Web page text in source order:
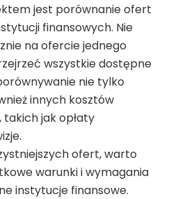
jest porównanie ofert
finansowych. Nie
na ofercie jednego
wszystkie dostępne
nie tylko
innych kosztów
jak opłaty
ofert, warto
warunki i wymagania
instytucje finansowe.